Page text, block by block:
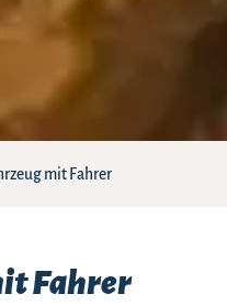
mit Fahrer
Fahrer